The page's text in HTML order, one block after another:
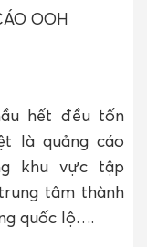
OOH
hết đều tốn
là quảng cáo
khu vực tập
tâm thành
quốc lộ….